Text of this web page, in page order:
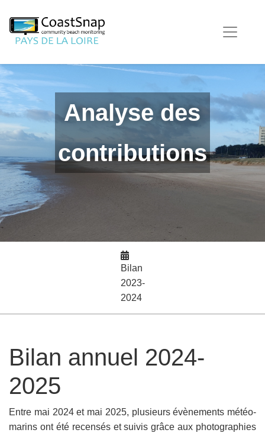
Analyse des
contributions
Bilan
2023-
2024
Bilan annuel 2024-
2025
Entre mai 2024 et mai 2025, plusieurs évènements météo-
marins ont été recensés et suivis grâce aux photographies